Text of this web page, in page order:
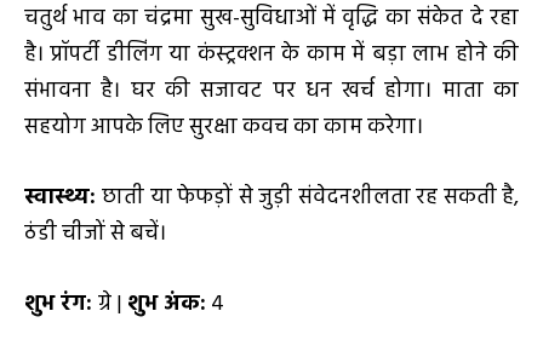
चतुर्थ भाव का चंद्रमा सुख-सुविधाओं में वृद्धि का संकेत दे रहा
है। प्रॉपर्टी डीलिंग या कंस्ट्रक्शन के काम में बड़ा लाभ होने की
संभावना है। घर की सजावट पर धन खर्च होगा। माता का
सहयोग आपके लिए सुरक्षा कवच का काम करेगा।
स्वास्थ्य:छाती या फेफड़ों से जुड़ी संवेदनशीलता रह सकती है,
ठंडी चीजों से बचें।
शुभ रंग: ग्रे | शुभ अंक: 4